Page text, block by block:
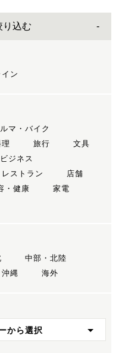
り込む
ン
マ・バイク
旅行
文具
ビジネス
レストラン
店舗
・健康
家電
中部・北陸
縄 海外
から選択